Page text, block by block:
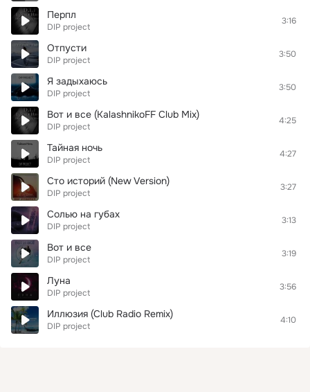
Перпл
DIP project
3:16
Отпусти
DIP project
3:50
Я задыхаюсь
DIP project
3:50
Вот и все (KalashnikoFF Club Mix)
DIP project
4:25
Тайная ночь
DIP project
4:27
Сто историй (New Version)
DIP project
3:27
Солью на губах
DIP project
3:13
Вот и все
DIP project
3:19
Луна
DIP project
3:56
Иллюзия (Club Radio Remix)
DIP project
4:10